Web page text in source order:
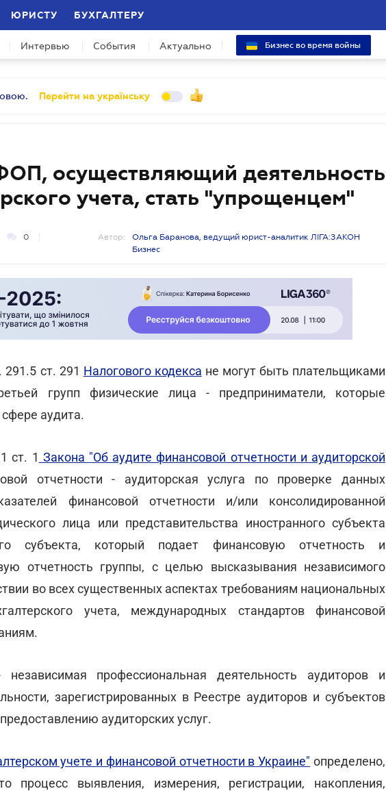
ЮРИСТУ БУХГАЛТЕРУ
Интервью События Актуально Бизнес во время войны
Перейти на українську
осуществляющий деятельность
учета, стать "упрощенцем"
0 Автор:
Ольга Баранова, ведущий юрист-аналитик ЛІГА:ЗАКОН
Бизнес
291.5 ст. 291 Налогового кодекса не могут быть плательщиками
групп физические лица - предприниматели, которые
аудита.
ст. 1 Закона "Об аудите финансовой отчетности и аудиторской
отчетности - аудиторская услуга по проверке данных
финансовой отчетности и/или консолидированной
лица или представительства иностранного субъекта
субъекта, который подает финансовую отчетность и
отчетность группы, с целью высказывания независимого
во всех существенных аспектах требованиям национальных
учета, международных стандартов финансовой
независимая профессиональная деятельность аудиторов и
зарегистрированных в Реестре аудиторов и субъектов
аудиторских услуг.
учете и финансовой отчетности в Украине" определено,
процесс выявления, измерения, регистрации, накопления,